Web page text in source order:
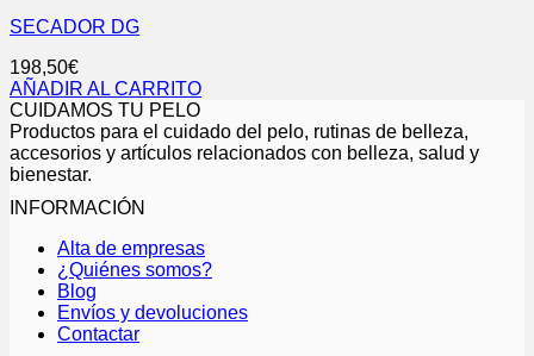
SECADOR DG
198,50€
AÑADIR AL CARRITO
CUIDAMOS TU PELO
Productos para el cuidado del pelo, rutinas de belleza,
accesorios y artículos relacionados con belleza, salud y
bienestar.
INFORMACIÓN
Alta de empresas
¿Quiénes somos?
Blog
Envíos y devoluciones
Contactar